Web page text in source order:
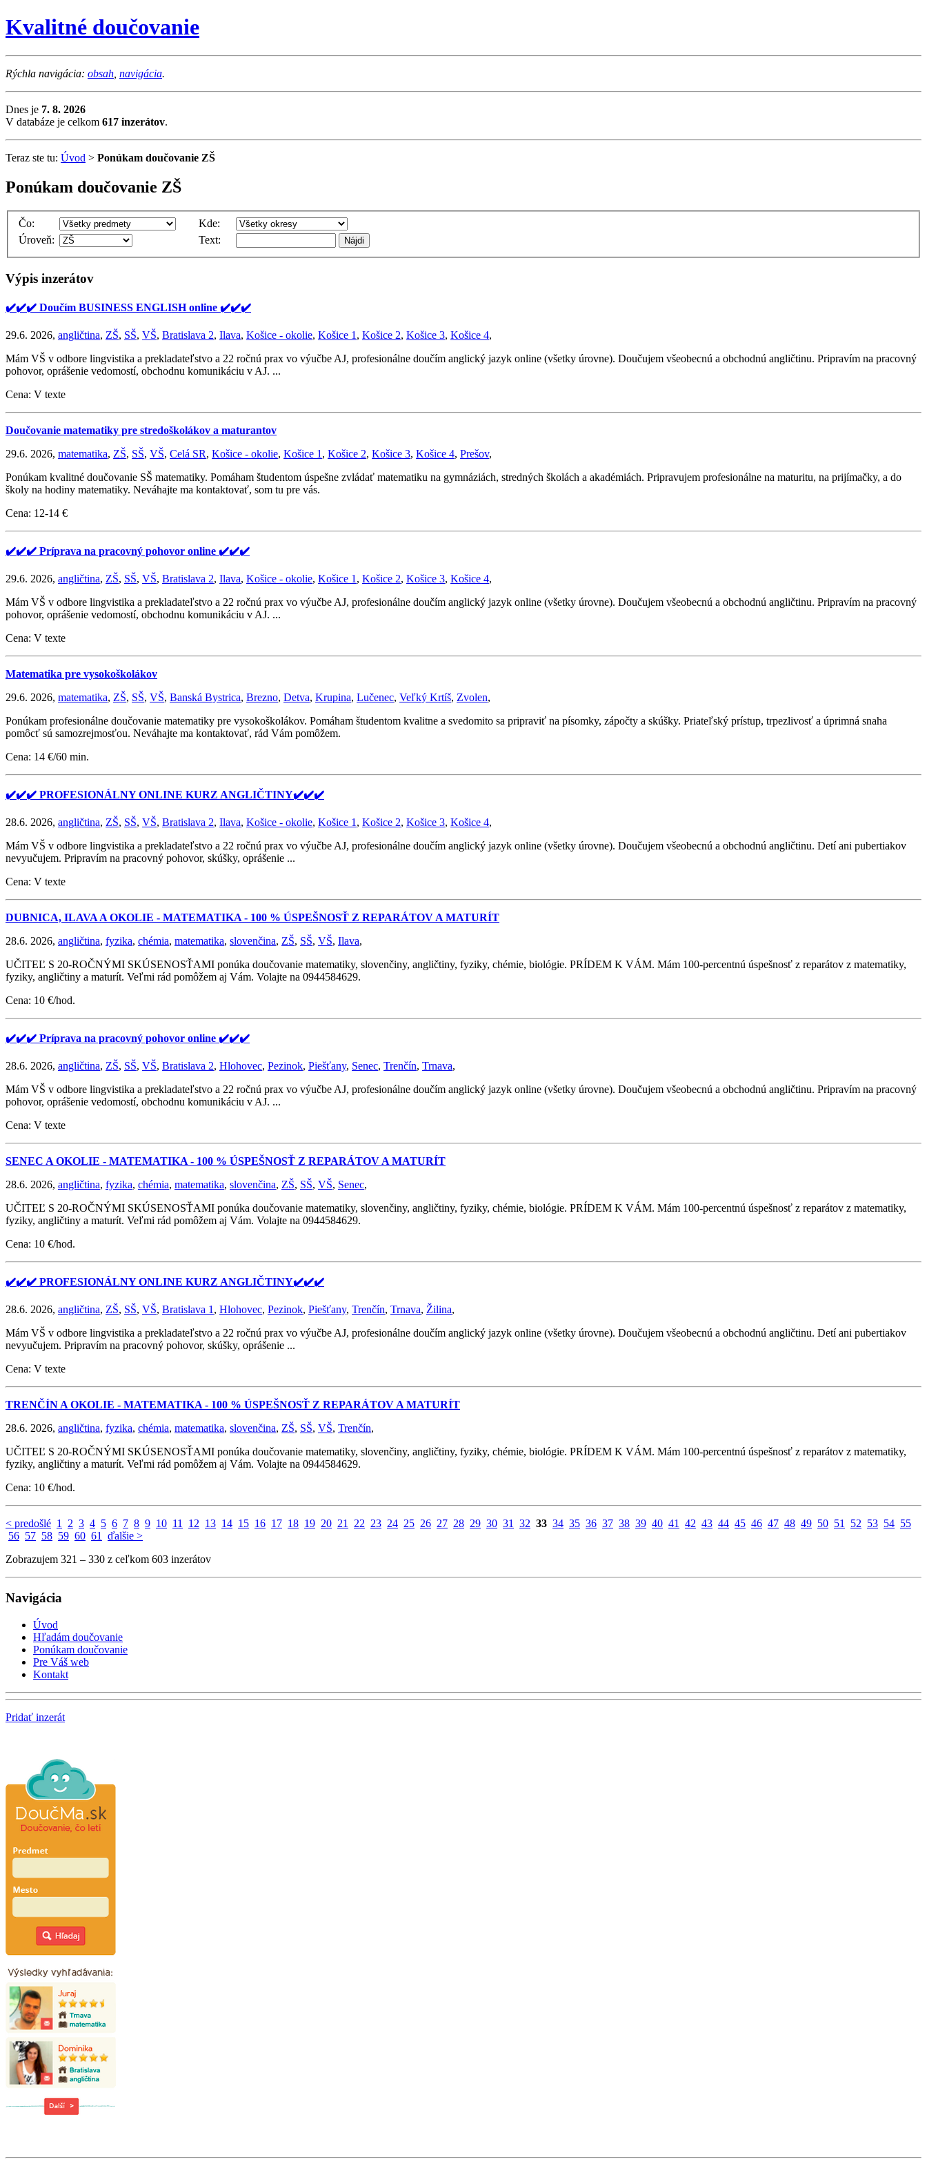
Kvalitné doučovanie
Rýchla navigácia: obsah navigácia.
Dnes je 7. 8. 2026
V databáze je celkom 617 inzerátov.
Teraz ste tu: Úvod > Ponúkam doučovanie ZŠ
Ponúkam doučovanie ZŠ
Čo:
Kde:
Úroveň:
Text:
Výpis inzerátov
✔️✔️✔️ Doučím BUSINESS ENGLISH online ✔️✔️✔️
29.6. 2026, angličtina, ZŠ, SŠ, VŠ, Bratislava 2, Ilava, Košice - okolie, Košice 1 , Košice 2, Košice 3, Košice 4,
Mám VŠ v odbore lingvistika a prekladateľstvo a 22 ročnú prax vo výučbe AJ, profesionálne doučím anglický jazyk online (všetky úrovne). Doučujem všeobecnú a obchodnú angličtinu. Pripravím na pracovný
pohovor, oprášenie vedomostí, obchodnu komunikáciu v AJ. ...
Cena: V texte
Doučovanie matematiky pre stredoškolákov a maturantov
29.6. 2026, matematika, ZŠ, SŠ, VŠ, Celá SR, Košice - okolie, Košice 1 , Košice 2, Košice 3, Košice 4, Prešov,
Ponúkam kvalitné doučovanie SŠ matematiky. Pomáham študentom úspešne zvládať matematiku na gymnáziách, stredných školách a akadémiách. Pripravujem profesionálne na maturitu, na prijímačky, a do
školy na hodiny matematiky. Neváhajte ma kontaktovať, som tu pre vás.
Cena: 12-14 €
✔️✔️✔️ Príprava na pracovný pohovor online ✔️✔️✔️
29.6. 2026, angličtina, ZŠ, SŠ, VŠ, Bratislava 2, Ilava, Košice - okolie, Košice 1 , Košice 2, Košice 3, Košice 4,
Mám VŠ v odbore lingvistika a prekladateľstvo a 22 ročnú prax vo výučbe AJ, profesionálne doučím anglický jazyk online (všetky úrovne). Doučujem všeobecnú a obchodnú angličtinu. Pripravím na pracovný
pohovor, oprášenie vedomostí, obchodnu komunikáciu v AJ. ...
Cena: V texte
Matematika pre vysokoškolákov
29.6. 2026, matematika, ZŠ, SŠ, VŠ, Banská Bystrica, Brezno, Detva, Krupina, Lučenec, Veľký Krtíš, Zvolen,
Ponúkam profesionálne doučovanie matematiky pre vysokoškolákov. Pomáham študentom kvalitne a svedomito sa pripraviť na písomky, zápočty a skúšky. Priateľský prístup, trpezlivosť a úprimná snaha
pomôcť sú samozrejmosťou. Neváhajte ma kontaktovať, rád Vám pomôžem.
Cena: 14 €/60 min.
✔️✔️✔️ PROFESIONÁLNY ONLINE KURZ ANGLIČTINY✔️✔️✔️
28.6. 2026, angličtina, ZŠ, SŠ, VŠ, Bratislava 2, Ilava, Košice - okolie, Košice 1 , Košice 2, Košice 3, Košice 4,
Mám VŠ v odbore lingvistika a prekladateľstvo a 22 ročnú prax vo výučbe AJ, profesionálne doučím anglický jazyk online (všetky úrovne). Doučujem všeobecnú a obchodnú angličtinu. Detí ani pubertiakov
nevyučujem. Pripravím na pracovný pohovor, skúšky, oprášenie ...
Cena: V texte
DUBNICA, ILAVA A OKOLIE - MATEMATIKA - 100 % ÚSPEŠNOSŤ Z REPARÁTOV A MATURÍT
28.6. 2026, angličtina, fyzika, chémia, matematika, slovenčina, ZŠ, SŠ, VŠ, Ilava,
UČITEĽ S 20-ROČNÝMI SKÚSENOSŤAMI ponúka doučovanie matematiky, slovenčiny, angličtiny, fyziky, chémie, biológie. PRÍDEM K VÁM. Mám 100-percentnú úspešnosť z reparátov z matematiky,
fyziky, angličtiny a maturít. Veľmi rád pomôžem aj Vám. Volajte na 0944584629.
Cena: 10 €/hod.
✔️✔️✔️ Príprava na pracovný pohovor online ✔️✔️✔️
28.6. 2026, angličtina, ZŠ, SŠ, VŠ, Bratislava 2, Hlohovec, Pezinok, Piešťany, Senec, Trenčín, Trnava,
Mám VŠ v odbore lingvistika a prekladateľstvo a 22 ročnú prax vo výučbe AJ, profesionálne doučím anglický jazyk online (všetky úrovne). Doučujem všeobecnú a obchodnú angličtinu. Pripravím na pracovný
pohovor, oprášenie vedomostí, obchodnu komunikáciu v AJ. ...
Cena: V texte
SENEC A OKOLIE - MATEMATIKA - 100 % ÚSPEŠNOSŤ Z REPARÁTOV A MATURÍT
28.6. 2026, angličtina, fyzika, chémia, matematika, slovenčina, ZŠ, SŠ, VŠ, Senec,
UČITEĽ S 20-ROČNÝMI SKÚSENOSŤAMI ponúka doučovanie matematiky, slovenčiny, angličtiny, fyziky, chémie, biológie. PRÍDEM K VÁM. Mám 100-percentnú úspešnosť z reparátov z matematiky,
fyziky, angličtiny a maturít. Veľmi rád pomôžem aj Vám. Volajte na 0944584629.
Cena: 10 €/hod.
✔️✔️✔️ PROFESIONÁLNY ONLINE KURZ ANGLIČTINY✔️✔️✔️
28.6. 2026, angličtina, ZŠ, SŠ, VŠ, Bratislava 1 , Hlohovec, Pezinok, Piešťany, Trenčín, Trnava, Žilina,
Mám VŠ v odbore lingvistika a prekladateľstvo a 22 ročnú prax vo výučbe AJ, profesionálne doučím anglický jazyk online (všetky úrovne). Doučujem všeobecnú a obchodnú angličtinu. Detí ani pubertiakov
nevyučujem. Pripravím na pracovný pohovor, skúšky, oprášenie ...
Cena: V texte
TRENČÍN A OKOLIE - MATEMATIKA - 100 % ÚSPEŠNOSŤ Z REPARÁTOV A MATURÍT
28.6. 2026, angličtina, fyzika, chémia, matematika, slovenčina, ZŠ, SŠ, VŠ, Trenčín,
UČITEĽ S 20-ROČNÝMI SKÚSENOSŤAMI ponúka doučovanie matematiky, slovenčiny, angličtiny, fyziky, chémie, biológie. PRÍDEM K VÁM. Mám 100-percentnú úspešnosť z reparátov z matematiky,
fyziky, angličtiny a maturít. Veľmi rád pomôžem aj Vám. Volajte na 0944584629.
Cena: 10 €/hod.
< predošlé 1 2 3 4 5 6 7 8 9 10 11 12 13 14 15 16 17 18 19 20 21 22 23 24 25 26 27 28 29 30 31 32 33 34 35 36 37 38 39 40 41 42 43 44 45 46 47 48 49 50 51 52 53 54 55
56 57 58 59 60 61
ďalšie >
Zobrazujem 321 – 330 z ceľkom 603 inzerátov
Navigácia
Úvod
Hľadám doučovanie
Ponúkam doučovanie
Pre Váš web
Kontakt
Pridať inzerát